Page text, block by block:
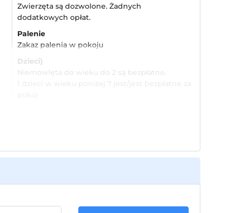
Zwierzęta są dozwolone. Żadnych
dodatkowych opłat.
Palenie
Zakaz palenia w pokoju
Dzieci)
Niemowlęta do wieku do 2 są bezpłatne.